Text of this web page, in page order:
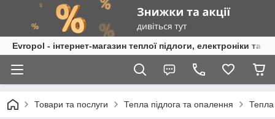
Evropol - інтернет-магазин теплої підлоги, електроніки та
Товари та послуги Тепла підлога та опалення Тепла